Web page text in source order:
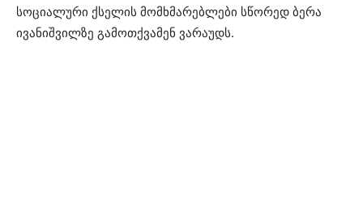
სოციალური ქსელის მომხმარებლები სწორედ ბერა
ივანიშვილზე გამოთქვამენ ვარაუდს.